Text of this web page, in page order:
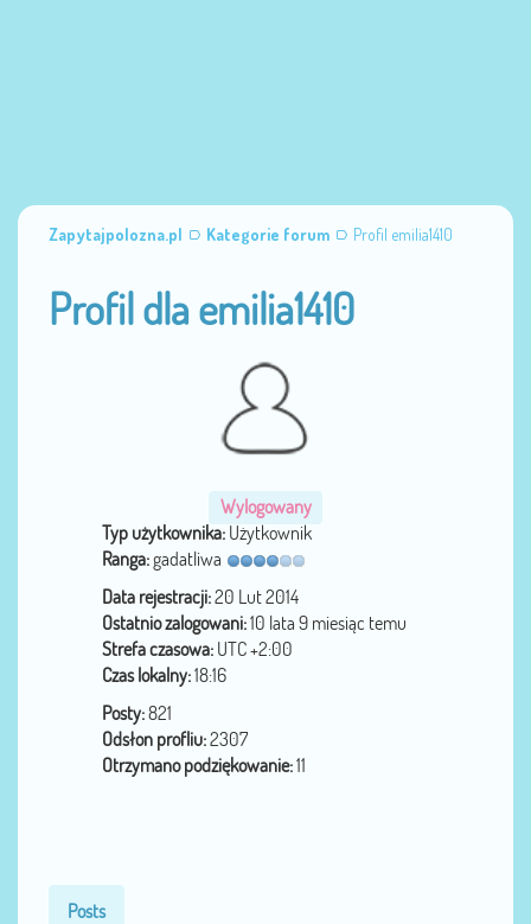
Zapytajpolozna.pl Kategorie forum Profil emilia1410
Profil dla emilia1410
Wylogowany
Typ użytkownika: Użytkownik
Ranga:gadatliwa
Data rejestracji:20 Lut 2014
Ostatnio zalogowani:10 lata 9 miesiąc temu
Strefa czasowa: UTC +2:00
Czas lokalny:18:16
Posty:821
Odsłon profliu:2307
Otrzymano podziękowanie:11
Posts